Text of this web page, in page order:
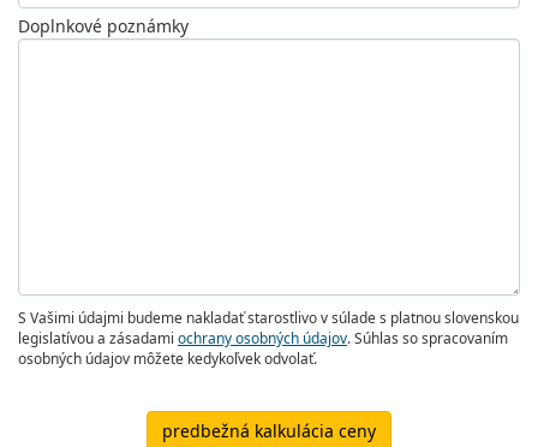
Doplnkové poznámky
S Vašimi údajmi budeme nakladať starostlivo v súlade s platnou slovenskou
legislatívou a zásadami ochrany osobných údajov. Súhlas so spracovaním
osobných údajov môžete kedykoľvek odvolať.
predbežná kalkulácia ceny